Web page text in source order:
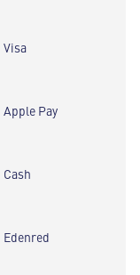
Visa
Apple Pay
Cash
Edenred